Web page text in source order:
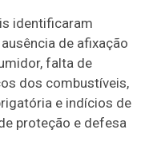
identificaram
de afixação
falta de
dos combustíveis,
e indícios de
proteção e defesa